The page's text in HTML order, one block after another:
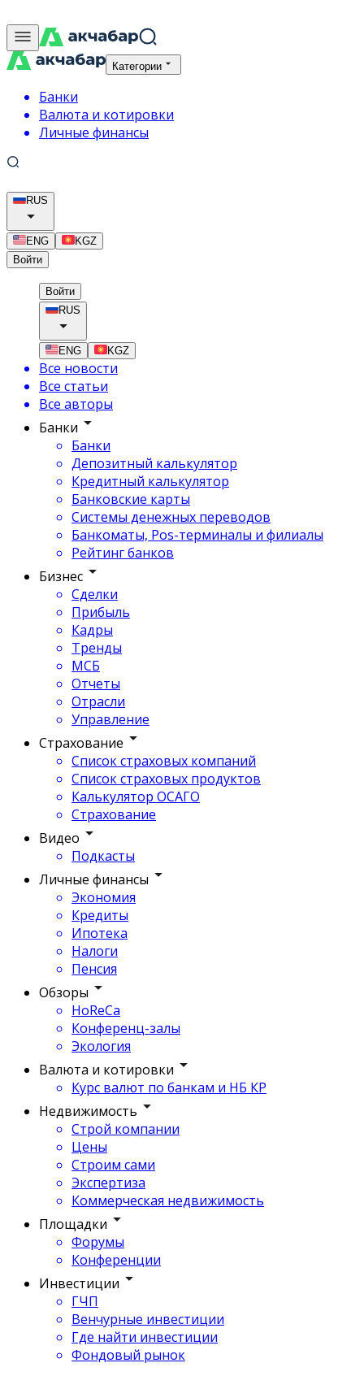
Категории
Банки
Валюта и котировки
Личные финансы
RUS
ENG
KGZ
Войти
Войти
RUS
ENG KGZ
Все новости
Все статьи
Все авторы
Банки
Банки
Депозитный калькулятор
Кредитный калькулятор
Банковские карты
Системы денежных переводов
Банкоматы, Pos-терминалы и филиалы
Рейтинг банков
Бизнес
Сделки
Прибыль
Кадры
Тренды
МСБ
Отчеты
Отрасли
Управление
Страхование
Список страховых компаний
Список страховых продуктов
Калькулятор ОСАГО
Страхование
Видео
Подкасты
Личные финансы
Экономия
Кредиты
Ипотека
Налоги
Пенсия
Обзоры
HoReCa
Конференц-залы
Экология
Валюта и котировки
Курс валют по банкам и НБ КР
Недвижимость
Строй компании
Цены
Строим сами
Экспертиза
Коммерческая недвижимость
Площадки
Форумы
Конференции
Инвестиции
ГЧП
Венчурные инвестиции
Где найти инвестиции
Фондовый рынок